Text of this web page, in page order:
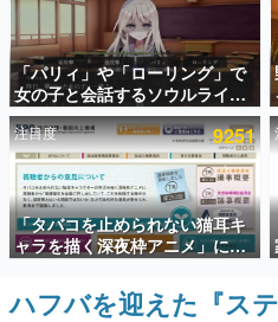
電ファミのいま読まれている記事
アプリセール情報
インタビュー
連載・特集一覧
殿堂入り記事
SNS拡散数が数千以上
ど。多くの人々に読ま
事をまとめました。
ゲームの企画書
名作ゲームクリエイタ
「パリィ」や「ローリング」で
女の子と会話するソウルライク
恋愛ゲーム『小早川さんはソウ
ルライク』無料公開。返事に失
敗すると「YOU DIED」
注目度 9251
「タバコを止められない猫耳キ
ャラを描く深夜枠アニメ」に視
聴者の一部から批判意見。違法
薬物の使用と思しき描写も含め
て、BPOが議論を交わす
ハフバを迎えた『ス